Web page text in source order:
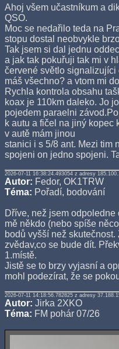
Ahoj všem učastníkum a
QSO.
Moc se nedařilo teda na
stopu dostal neobvykle
Tak jsem si dal jednu
a jak tak pokuřuji tak mi v
červené světlo signalizujíci
máš všechno? a vtom mi
Rychla kontrola obsahu
koax je 110km daleko. Jo
pojedem paraelni
k autu a fičel na jiný kopec
v autě mám jinou
stanici i s 5/8 ant. Mezi tim
spojeni on jedno spojeni.
2026-07-11 16:38:24.493054 z adresy
Autor: Fedor, OK1TRW
Téma: Pořadí, bodování
Dříve, než jsem
mě někdo (nebo spíše
bodů vyšší než
zvědav,co se bude dít.
1.místě.
Jistě se to brzy vyjasní a
mohl podezírat, že se
2026-07-11 14:18:56.782825 z adresy
Autor: Jirka 2XKO
Téma: FM pohár 07/26